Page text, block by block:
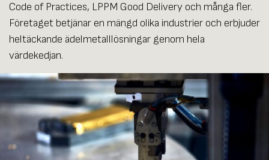
Code of Practices, LPPM Good Delivery och många fler.
Företaget betjänar en mängd olika industrier och erbjuder
heltäckande ädelmetalllösningar genom hela
värdekedjan.